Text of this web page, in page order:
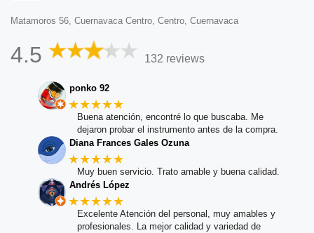
Matamoros 56, Cuernavaca Centro, Centro, Cuernavaca
4.5 132 reviews
ponko 92
★★★★★
Buena atención, encontré lo que buscaba. Me
dejaron probar el instrumento antes de la compra.
Diana Frances Gales Ozuna
★★★★★
Muy buen servicio. Trato amable y buena calidad.
Andrés López
★★★★★
Excelente Atención del personal, muy amables y
profesionales. La mejor calidad y variedad de